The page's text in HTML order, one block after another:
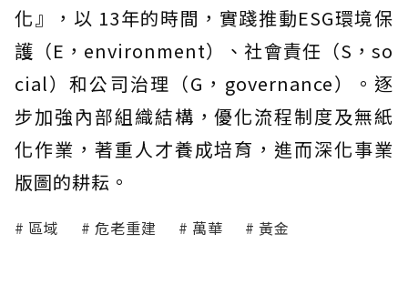
化』，以 13年的時間，實踐推動ESG環境保
護（E，environment）、社會責任（S，so
cial）和公司治理（G，governance）。逐
步加強內部組織結構，優化流程制度及無紙
化作業，著重人才養成培育，進而深化事業
版圖的耕耘。
區域 危老重建 萬華 黃金